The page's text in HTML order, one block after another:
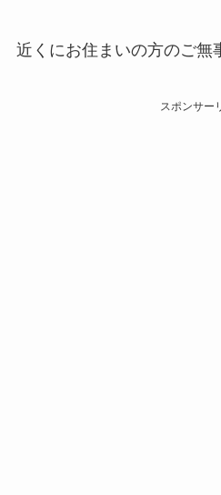
近くにお住まいの方のご無
スポンサー